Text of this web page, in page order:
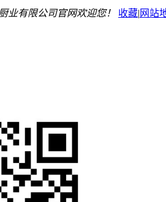
业有限公司官网欢迎您！ 收藏| 网站